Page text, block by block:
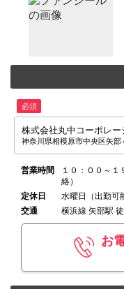
必須
株式会社丸中コーポレ
神奈川県相模原市中央区矢
営業時間
１０：００～１
絡）
定休日
水曜日（出勤可
交通
横浜線 矢部駅
お